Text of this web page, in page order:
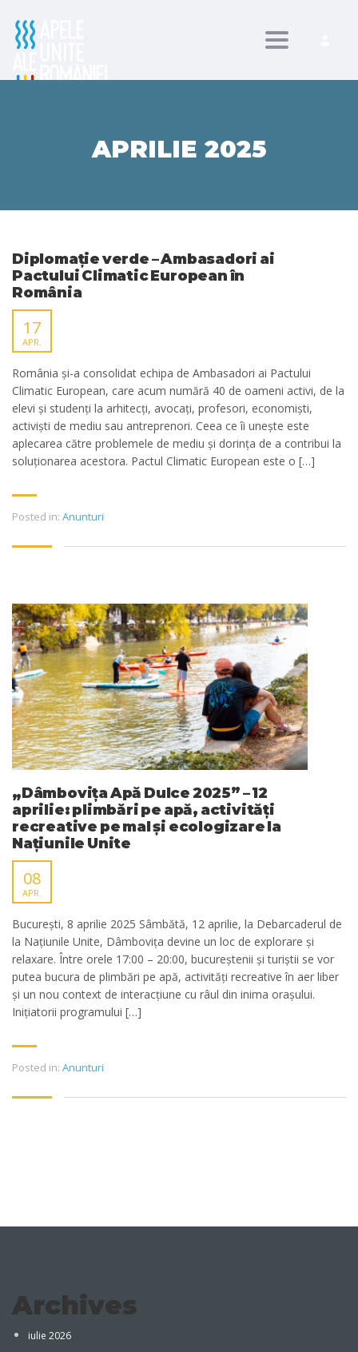
Toggle
APRILIE 2025
Diplomație verde – Ambasadori ai
Pactului Climatic European în
România
17
APR.
România și-a consolidat echipa de Ambasadori ai Pactului
Climatic European, care acum numără 40 de oameni activi, de la
elevi și studenți la arhitecți, avocați, profesori, economiști,
activiști de mediu sau antreprenori. Ceea ce îi unește este
aplecarea către problemele de mediu și dorința de a contribui la
soluționarea acestora. Pactul Climatic European este o […]
Posted in: Anunturi
„Dâmbovița Apă Dulce 2025” – 12
aprilie: plimbări pe apă, activități
recreative pe mal și ecologizare la
Națiunile Unite
08
APR.
București, 8 aprilie 2025 Sâmbătă, 12 aprilie, la Debarcaderul de
la Națiunile Unite, Dâmbovița devine un loc de explorare și
relaxare. Între orele 17:00 – 20:00, bucureștenii și turiștii se vor
putea bucura de plimbări pe apă, activități recreative în aer liber
și un nou context de interacțiune cu râul din inima orașului.
Inițiatorii programului […]
Posted in: Anunturi
Archives
iulie 2026